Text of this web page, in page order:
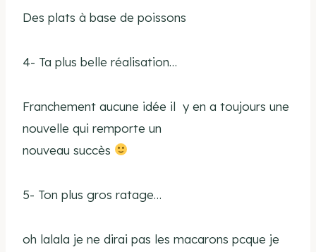
Des plats à base de poissons
4- Ta plus belle réalisation…
Franchement aucune idée il y en a toujours une
nouvelle qui remporte un
nouveau succès
5- Ton plus gros ratage…
oh lalala je ne dirai pas les macarons pcque je